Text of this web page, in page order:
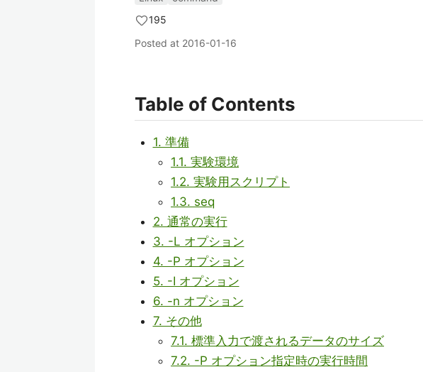
195
Posted at 2016-01-16
Table of Contents
1. 準備
1.1. 実験環境
1.2. 実験用スクリプト
1.3. seq
2. 通常の実行
3. -L オプション
4. -P オプション
5. -I オプション
6. -n オプション
7. その他
7.1. 標準入力で渡されるデータのサイズ
7.2. -P オプション指定時の実行時間